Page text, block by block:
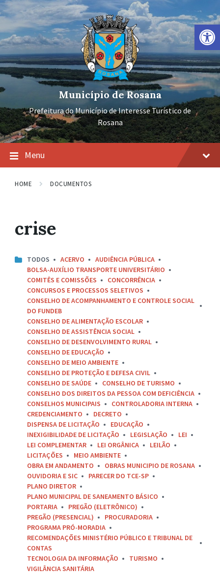
Barra de Ferramentas Aberta
Ir
para
conteúdo
Pular
para
navegação
principal
Pular
para
rodapé
Município de Rosana
Prefeitura do Município de Interesse Turístico de
Rosana
Menu
HOME DOCUMENTOS
crise
TODOS ACERVO
AUDIÊNCIA PÚBLICA
BOLSA-AUXÍLIO TRANSPORTE UNIVERSITÁRIO
COMITÊS E COMISSÕES
CONCORRÊNCIA
CONCURSOS E PROCESSOS SELETIVOS
CONSELHO DE ACOMPANHAMENTO E CONTROLE SOCIAL
DO FUNDEB
CONSELHO DE ALIMENTAÇÃO ESCOLAR
CONSELHO DE ASSISTÊNCIA SOCIAL
CONSELHO DE DESENVOLVIMENTO RURAL
CONSELHO DE EDUCAÇÃO
CONSELHO DE MEIO AMBIENTE
CONSELHO DE PROTEÇÃO E DEFESA CIVIL
CONSELHO DE SAÚDE
CONSELHO DE TURISMO
CONSELHO DOS DIREITOS DA PESSOA COM DEFICIÊNCIA
CONSELHOS MUNICIPAIS
CONTROLADORIA INTERNA
CREDENCIAMENTO
DECRETO
DISPENSA DE LICITAÇÃO
EDUCAÇÃO
INEXIGIBILIDADE DE LICITAÇÃO
LEGISLAÇÃO
LEI
LEI COMPLEMENTAR
LEI ORGÂNICA
LEILÃO
LICITAÇÕES
MEIO AMBIENTE
OBRA EM ANDAMENTO
OBRAS MUNICIPIO DE ROSANA
OUVIDORIA E SIC
PARECER DO TCE-SP
PLANO DIRETOR
PLANO MUNICIPAL DE SANEAMENTO BÁSICO
PORTARIA
PREGÃO (ELETRÔNICO)
PREGÃO (PRESENCIAL)
PROCURADORIA
PROGRAMA PRÓ-MORADIA
RECOMENDAÇÕES MINISTÉRIO PÚBLICO E TRIBUNAL DE
CONTAS
TECNOLOGIA DA INFORMAÇÃO
TURISMO
VIGILÂNCIA SANITÁRIA